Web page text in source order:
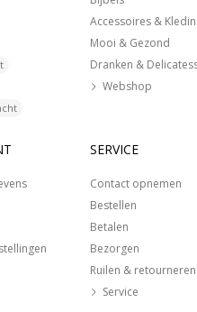
Accessoires &
Mooi & Gezond
Dranken &
Webshop
SERVICE
Contact opnemen
Bestellen
Betalen
Bezorgen
Ruilen & retourneren
Service